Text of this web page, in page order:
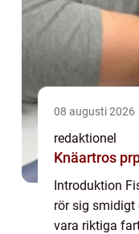
08 augusti 2026
redaktionel
Knäartros
Introduktion
rör sig smidigt
vara riktiga